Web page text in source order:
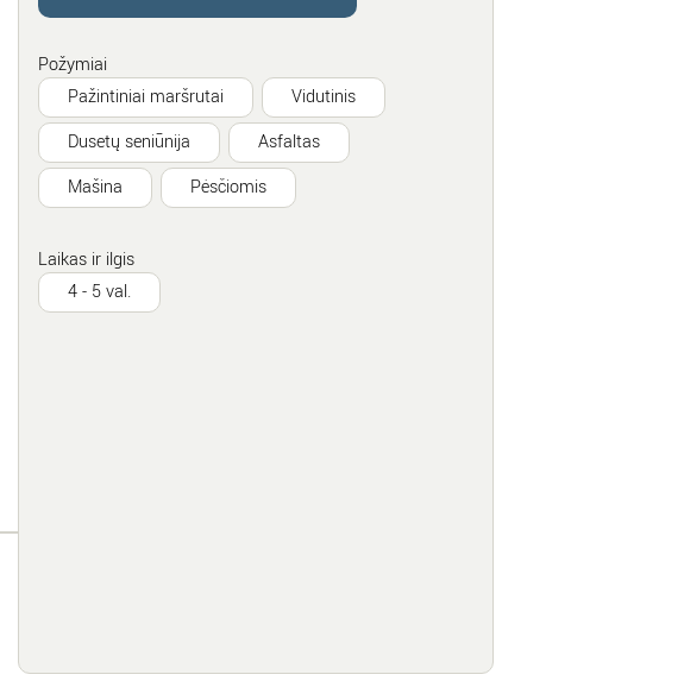
Požymiai
Pažintiniai maršrutai
Vidutinis
Dusetų seniūnija
Asfaltas
Mašina
Pėsčiomis
Laikas ir ilgis
4 - 5 val.